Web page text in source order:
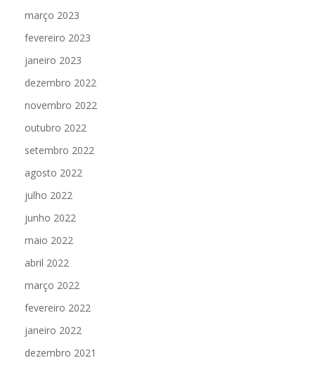
março 2023
fevereiro 2023
janeiro 2023
dezembro 2022
novembro 2022
outubro 2022
setembro 2022
agosto 2022
julho 2022
junho 2022
maio 2022
abril 2022
março 2022
fevereiro 2022
janeiro 2022
dezembro 2021